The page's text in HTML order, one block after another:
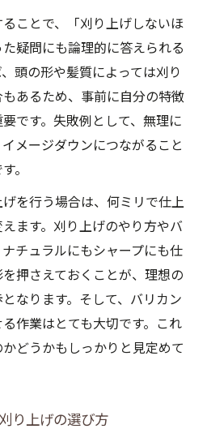
トは刈り上げ高さがカギ
メンズ刈り上げカット実例
したい社会的イメージの工
刈り上げカットの秘訣
が映える髪型解説
サイド刈り上げ高めのコツ
気のサイド刈り上げカット
長めのバランスを解説
タイルの選び方と特徴
で叶う爽やかな印象作り
カット提案のポイント
できる刈り上げカットとは
ことで、「刈り上げしないほ
疑問にも論理的に答えられる
頭の形や髪質によっては刈り
あるため、事前に自分の特徴
です。失敗例として、無理に
メージダウンにつながること
。
を行う場合は、何ミリで仕上
ます。刈り上げのやり方やバ
チュラルにもシャープにも仕
押さえておくことが、理想の
なります。そして、バリカン
作業はとても大切です。これ
どうかもしっかりと見定めて
り上げの選び方